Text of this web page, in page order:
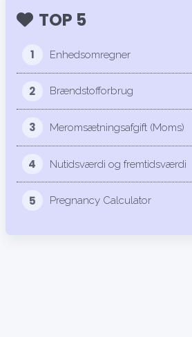
TOP 5
1 Enhedsomregner
2 Brændstofforbrug
3 Meromsætningsafgift (Moms)
4 Nutidsværdi og fremtidsværdi
5 Pregnancy Calculator